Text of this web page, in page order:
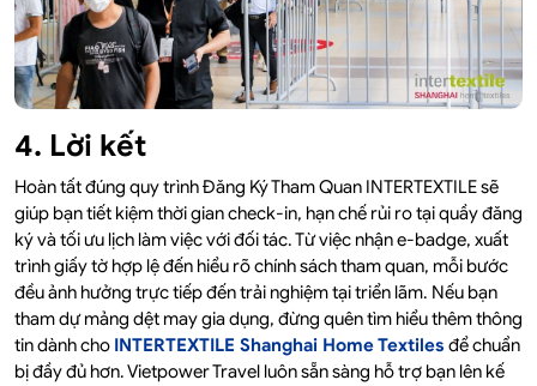
4. Lời kết
Hoàn tất đúng quy trình Đăng Ký Tham Quan INTERTEXTILE sẽ
giúp bạn tiết kiệm thời gian check-in, hạn chế rủi ro tại quầy đăng
ký và tối ưu lịch làm việc với đối tác. Từ việc nhận e-badge, xuất
trình giấy tờ hợp lệ đến hiểu rõ chính sách tham quan, mỗi bước
đều ảnh hưởng trực tiếp đến trải nghiệm tại triển lãm. Nếu bạn
tham dự mảng dệt may gia dụng, đừng quên tìm hiểu thêm thông
tin dành cho INTERTEXTILE Shanghai Home Textiles để chuẩn
bị đầy đủ hơn. Vietpower Travel luôn sẵn sàng hỗ trợ bạn lên kế